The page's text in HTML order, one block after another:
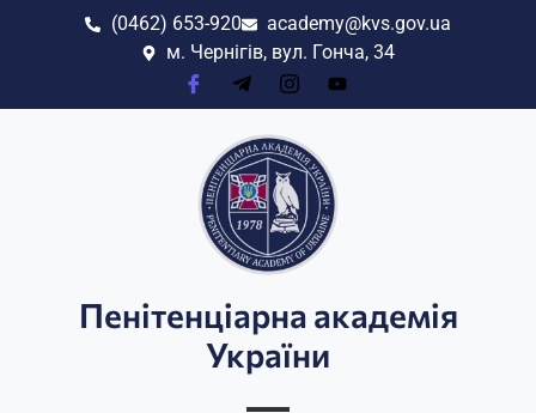
(0462) 653-920
academy@kvs.gov.ua
м. Чернігів, вул. Гонча, 34
Пенітенціарна академія
України